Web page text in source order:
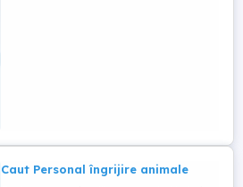
Caut Personal îngrijire animale